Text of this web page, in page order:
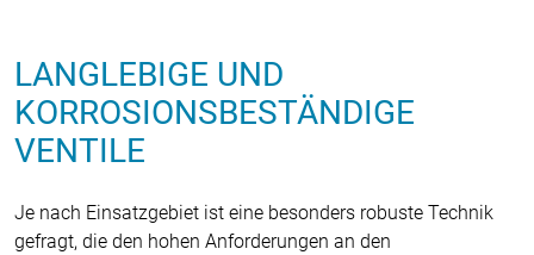
LANGLEBIGE UND
KORROSIONSBESTÄNDIGE
VENTILE
Je nach Einsatzgebiet ist eine besonders robuste Technik
gefragt, die den hohen Anforderungen an den